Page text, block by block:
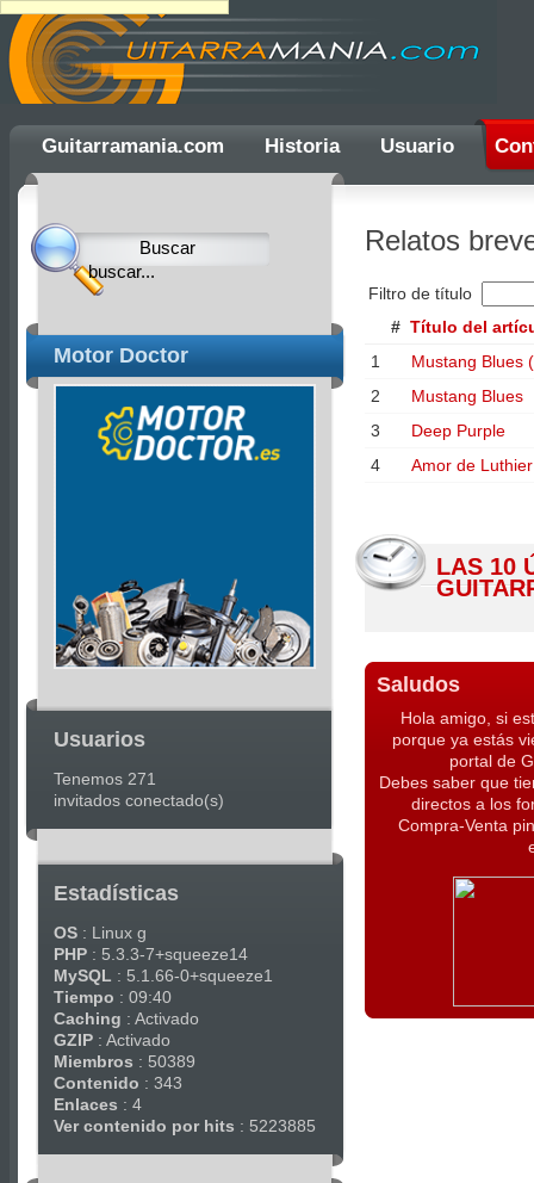
Guitarramania.com Historia Usuario
Motor Doctor
Usuarios
Tenemos 271
invitados conectado(s)
Estadísticas
OS : Linux g
PHP : 5.3.3-7+squeeze14
MySQL : 5.1.66-0+squeeze1
Tiempo : 09:40
Caching : Activado
GZIP : Activado
Miembros : 50389
Contenido : 343
Enlaces : 4
Ver contenido por hits : 5223885
Ulti
Clocks,
Ulti
Joomla
product
Joomla
Extensions
Joomla
Articles
Relatos
Filtro de título
# Título del
1
Mustang Blues
2
Mustang Blues
3
Deep Purple
4
Amor de Luthier
LAS 10
Saludos
Hola amigo, si
porque ya estás
portal de
Debes saber que
directos a los
Compra-Venta